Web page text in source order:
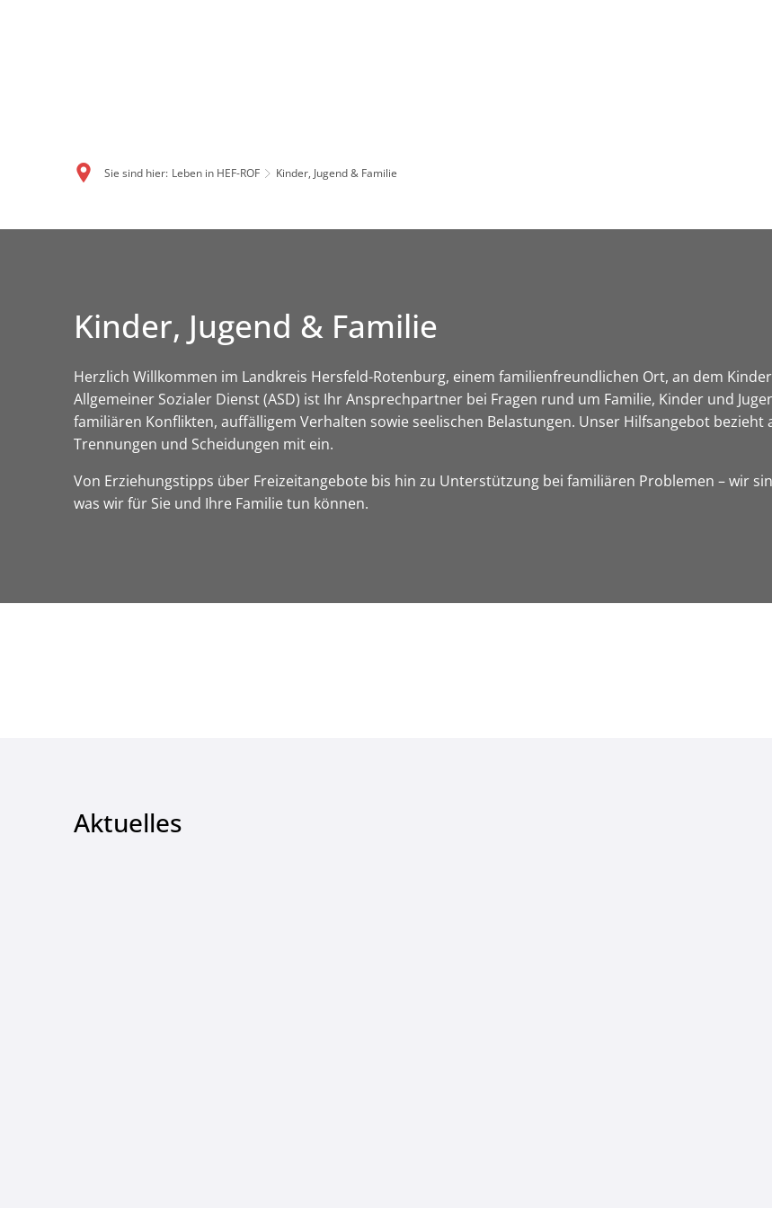
Sie sind hier: Leben in HEF-ROF Kinder, Jugend & Familie
Familie
Kinder, Jugend & Familie
Herzlich Willkommen im Landkreis Hersfeld-Rotenburg, einem familienfreundlichen Ort, an dem
Allgemeiner Sozialer Dienst (ASD) ist Ihr Ansprechpartner bei Fragen rund um Familie, Kinder und
familiären Konflikten, auffälligem Verhalten sowie seelischen Belastungen. Unser Hilfsangebot
Trennungen und Scheidungen mit ein.
Von Erziehungstipps über Freizeitangebote bis hin zu Unterstützung bei familiären Problemen – wir
was wir für Sie und Ihre Familie tun können.
Aktuelles